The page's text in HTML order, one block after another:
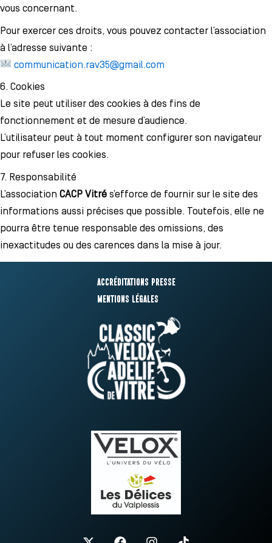
vous concernant.
Pour exercer ces droits, vous pouvez contacter l’association
à l’adresse suivante :
communication.rav35@gmail.com
6. Cookies
Le site peut utiliser des cookies à des fins de
fonctionnement et de mesure d’audience.
L’utilisateur peut à tout moment configurer son navigateur
pour refuser les cookies.
7. Responsabilité
L’association CACP Vitré s’efforce de fournir sur le site des
informations aussi précises que possible. Toutefois, elle ne
pourra être tenue responsable des omissions, des
inexactitudes ou des carences dans la mise à jour.
Accréditations presse
Mentions légales